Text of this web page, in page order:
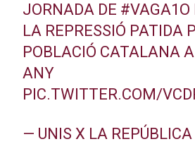
JORNADA DE #VAGA1O
LA REPRESSIÓ PATIDA
POBLACIÓ CATALANA
ANY
PIC.TWITTER.COM/
— UNIS X LA REPÚBLICA